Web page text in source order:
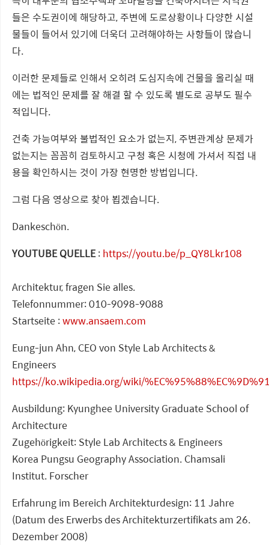
들은 수도권이에 해당하고, 주변에 도로상황이나 다양한 시설
물들이 들어서 있기에 더욱더 고려해야하는 사항들이 많습니
다.
이러한 문제들로 인해서 오히려 도심지속에 건물을 올리실 때
에는 법적인 문제를 잘 해결 할 수 있도록 별도로 공부도 필수
적입니다.
건축 가능여부와 불법적인 요소가 없는지, 주변관계상 문제가
없는지는 꼼꼼히 검토하시고 구청 혹은 시청에 가셔서 직접 내
용을 확인하시는 것이 가장 현명한 방법입니다.
그럼 다음 영상으로 찾아 뵙겠습니다.
Dankeschön.
YOUTUBE QUELLE: https://youtu.be/p_QY8Lkr108
Architektur, fragen Sie alles.
Telefonnummer: 010-9098-9088
Startseite :www.ansaem.com
Eung-jun Ahn, CEO von Style Lab Architects &
Engineers
https://ko.wikipedia.org/wiki/
Ausbildung: Kyunghee University Graduate School of
Architecture
Zugehörigkeit: Style Lab Architects & Engineers
Korea Pungsu Geography Association. Chamsali
Institut. Forscher
Erfahrung im Bereich Architekturdesign: 11 Jahre
(Datum des Erwerbs des Architekturzertifikats am 26.
Dezember 2008)